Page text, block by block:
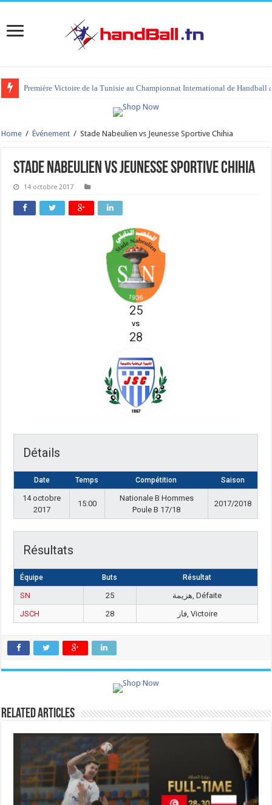
Première Victoire de la Tunisie au Championnat International de Handball
Home / Événement / Stade Nabeulien vs Jeunesse Sportive Chihia
Stade Nabeulien vs Jeunesse Sportive Chihia
14 octobre 2017
25
vs
28
Détails
Date Temps Compétition Saison
14 octobre
2017
15:00
Nationale B Hommes
Poule B 17/18
2017/2018
Résultats
Équipe Buts Résultat
SN 25
هزيمة, Défaite
JSCH
28 فاز, Victoire
Related Articles